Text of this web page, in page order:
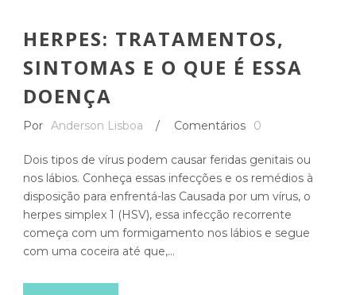
HERPES: TRATAMENTOS,
SINTOMAS E O QUE É ESSA
DOENÇA
Por Anderson Lisboa / Comentários 0
Dois tipos de vírus podem causar feridas genitais ou
nos lábios. Conheça essas infecções e os remédios à
disposição para enfrentá-las Causada por um vírus, o
herpes simplex 1 (HSV), essa infecção recorrente
começa com um formigamento nos lábios e segue
com uma coceira até que,...